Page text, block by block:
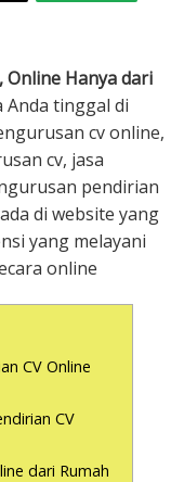
Online Hanya dari
Anda tinggal di
cv online,
cv, jasa
pendirian
di website yang
yang melayani
online
CV Online
CV
dari Rumah